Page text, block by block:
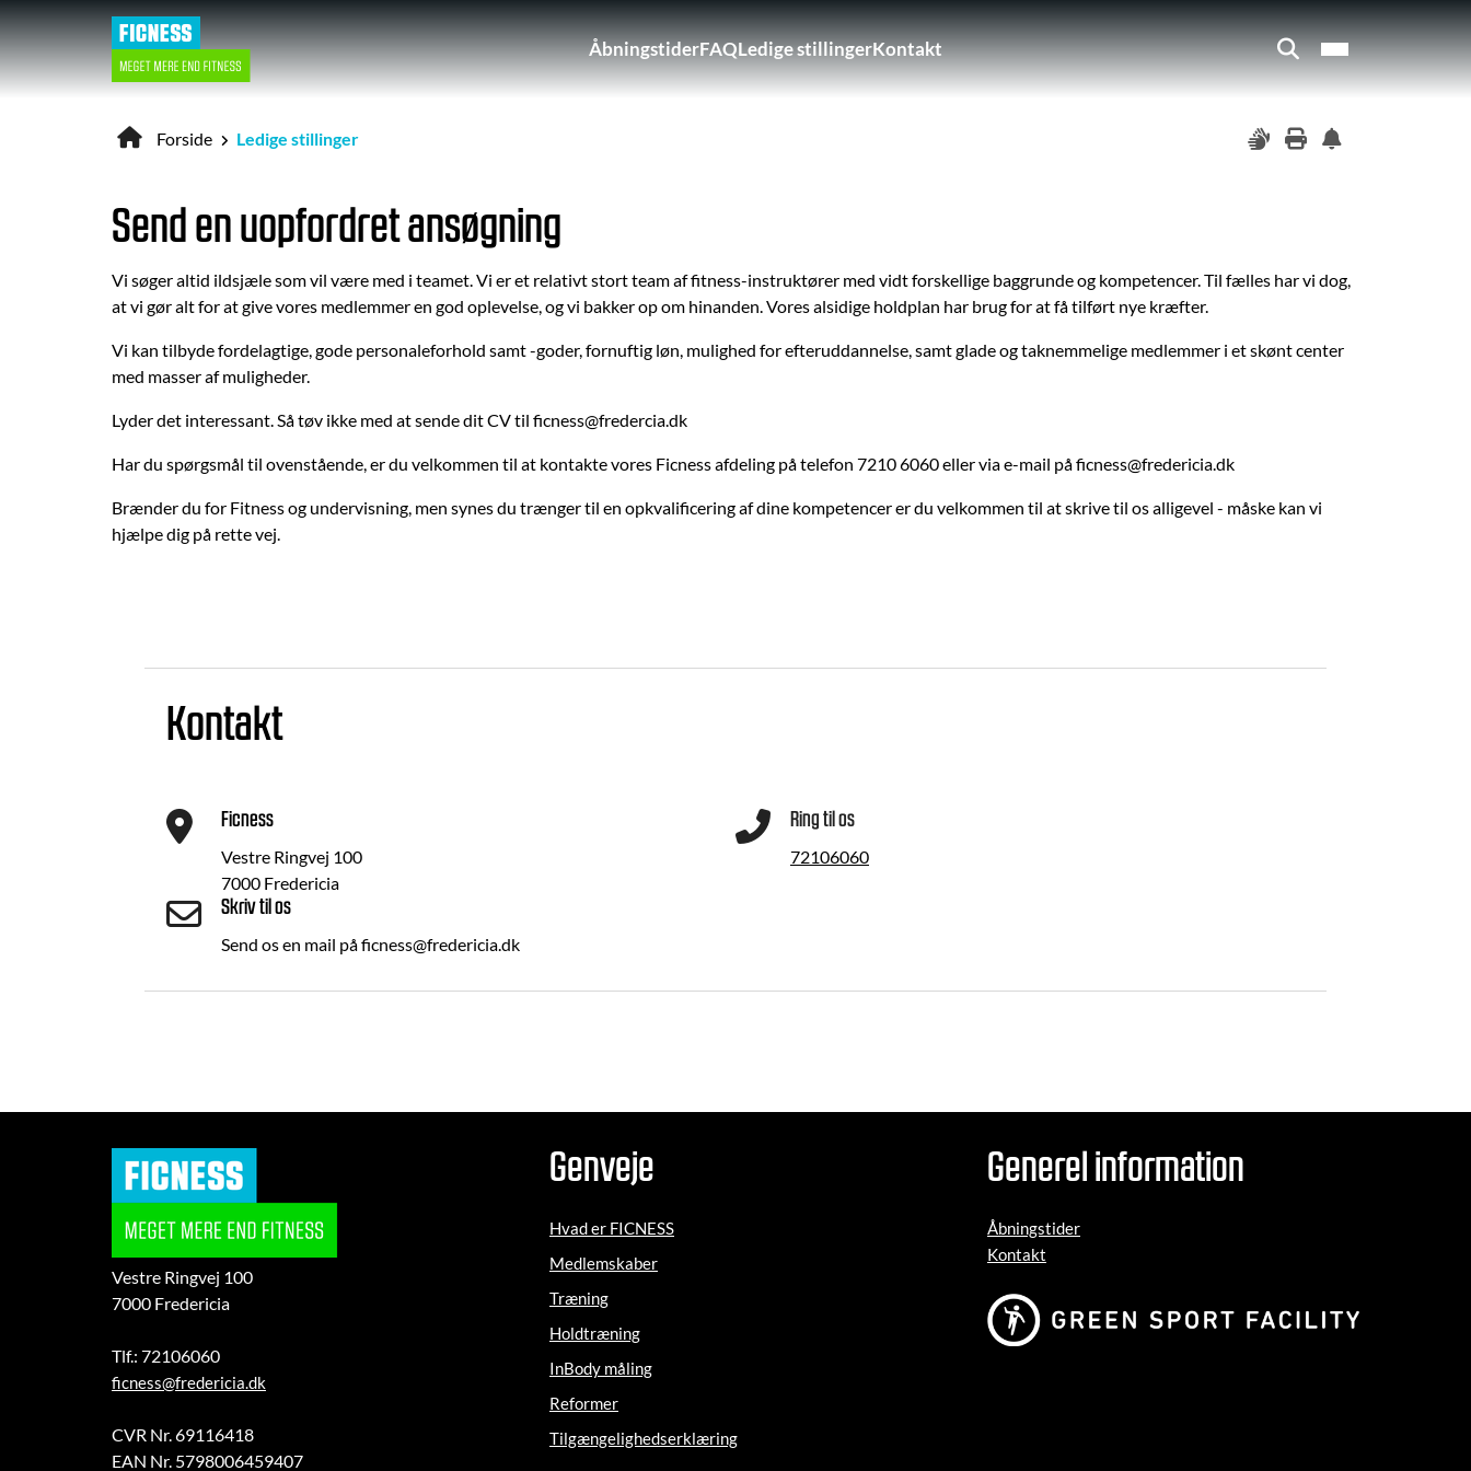
Gå
til
hovedindhold
Brugerkontomenu
ÅbningstiderFAQLedige stillingerKontakt
Forside Ledige stillinger
Send en uopfordret ansøgning
Vi søger altid ildsjæle som vil være med i teamet. Vi er et relativt stort team af fitness-instruktører med vidt forskellige baggrunde og kompetencer. Til fælles har vi dog,
at vi gør alt for at give vores medlemmer en god oplevelse, og vi bakker op om hinanden. Vores alsidige holdplan har brug for at få tilført nye kræfter.
Vi kan tilbyde fordelagtige, gode personaleforhold samt -goder, fornuftig løn, mulighed for efteruddannelse, samt glade og taknemmelige medlemmer i et skønt center
med masser af muligheder.
Lyder det interessant. Så tøv ikke med at sende dit CV til ficness@fredercia.dk
Har du spørgsmål til ovenstående, er du velkommen til at kontakte vores Ficness afdeling på telefon 7210 6060 eller via e-mail på ficness@fredericia.dk
Brænder du for Fitness og undervisning, men synes du trænger til en opkvalificering af dine kompetencer er du velkommen til at skrive til os alligevel - måske kan vi
hjælpe dig på rette vej.
Kontakt
Ficness
Vestre Ringvej 100
7000 Fredericia
Ring til os
72106060
Skriv til os
Send os en mail på ficness@fredericia.dk
Vestre Ringvej 100
7000 Fredericia
Tlf.: 72106060
ficness@fredericia.dk
CVR Nr. 69116418
EAN Nr. 5798006459407
Genveje
Hvad er FICNESS
Medlemskaber
Træning
Holdtræning
InBody måling
Reformer
Tilgængelighedserklæring
Generel information
Åbningstider
Kontakt